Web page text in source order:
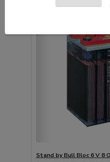
Stand by Bull Bloc 6 V 8